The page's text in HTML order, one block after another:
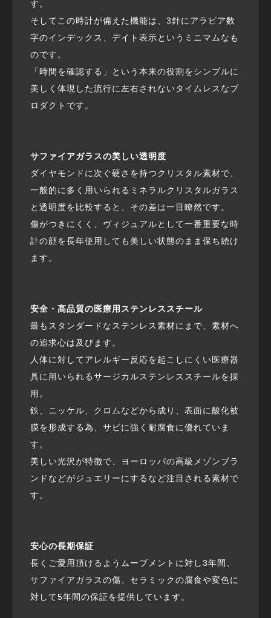
す。
そしてこの時計が備えた機能は、3針にアラビア数
字のインデックス、デイト表示というミニマムなも
のです。
「時間を確認する」という本来の役割をシンプルに
美しく体現した流行に左右されないタイムレスなプ
ロダクトです。
サファイアガラスの美しい透明度
ダイヤモンドに次ぐ硬さを持つクリスタル素材で、
一般的に多く用いられるミネラルクリスタルガラス
と透明度を比較すると、その差は一目瞭然です。
傷がつきにくく、ヴィジュアルとして一番重要な時
計の顔を長年使用しても美しい状態のまま保ち続け
ます。
安全・高品質の医療用ステンレススチール
最もスタンダードなステンレス素材にまで、素材へ
の追求心は及びます。
人体に対してアレルギー反応を起こしにくい医療器
具に用いられるサージカルステンレススチールを採
用。
鉄、ニッケル、クロムなどから成り、表面に酸化被
膜を形成する為、サビに強く耐腐食に優れていま
す。
美しい光沢が特徴で、ヨーロッパの高級メゾンブラ
ンドなどがジュエリーにするなど注目される素材で
す。
安心の長期保証
長くご愛用頂けるようムーブメントに対し3年間、
サファイアガラスの傷、セラミックの腐食や変色に
対して5年間の保証を提供しています。